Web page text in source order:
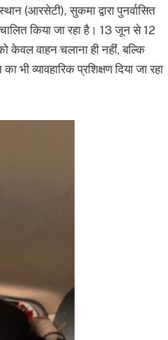
(आरसेटी), सुकमा द्वारा पुनर्वासित
किया जा रहा है। 13 जून से 12
केवल वाहन चलाना ही नहीं, बल्कि
व्यावहारिक प्रशिक्षण दिया जा रहा